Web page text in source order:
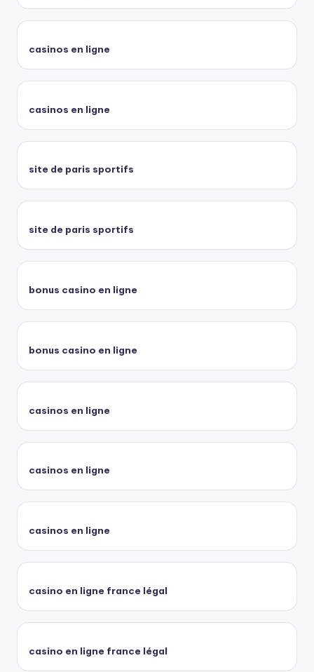
casinos en ligne
casinos en ligne
site de paris sportifs
site de paris sportifs
bonus casino en ligne
bonus casino en ligne
casinos en ligne
casinos en ligne
casinos en ligne
casino en ligne france légal
casino en ligne france légal